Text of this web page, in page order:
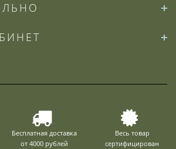
Бесплатная доставка
от 4000 рублей
Весь товар
сертифицирован